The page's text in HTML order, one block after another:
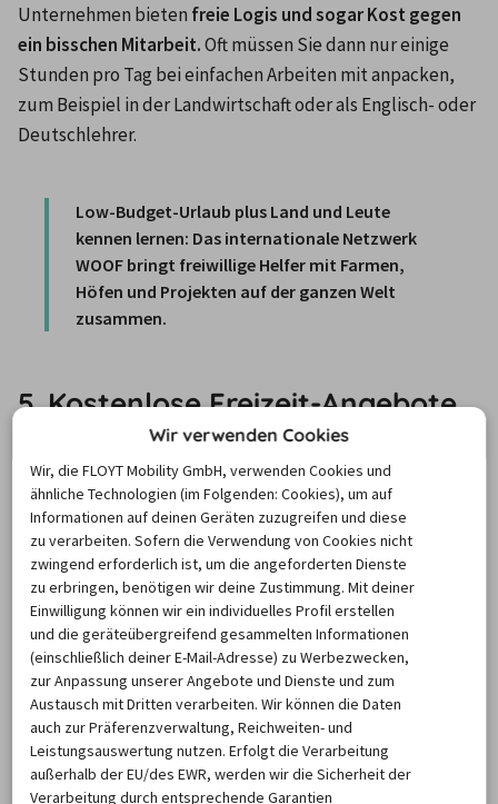
Unternehmen bieten freie Logis und sogar Kost gegen
ein bisschen Mitarbeit. Oft müssen Sie dann nur einige
Stunden pro Tag bei einfachen Arbeiten mit anpacken,
zum Beispiel in der Landwirtschaft oder als Englisch- oder
Deutschlehrer.
Low-Budget-Urlaub plus Land und Leute
kennen lernen: Das internationale Netzwerk
WOOF bringt freiwillige Helfer mit Farmen,
Höfen und Projekten auf der ganzen Welt
zusammen.
5. Kostenlose Freizeit-Angebote
Um Ihre Reise zum echten Low-Budget-Urlaub zu
machen, müssen Sie auf viele tolle Unternehmungen
überhaupt nicht verzichten. Zum Beispiel
Stadtführungen gibt es gratis als Free Walking Tours
bieten viele Vereine in fast jeder Stadt an– Sie zahlen
maximal eine kleine Spende. Oder Sie möchten zum
Beispiel mal ein Orgelkonzert in einer berühmten Kirche
hören oder ein Theaterstück auf einer weltbekannten
Bühne sehen? Dann gehen Sie zur Generalprobe, da ist
oft Publikum bei kostenlosem Eintritt erwünscht
Wir verwenden Cookies
Wir, die FLOYT Mobility GmbH, verwenden Cookies und
ähnliche Technologien (im Folgenden: Cookies), um auf
Informationen auf deinen Geräten zuzugreifen und diese
zu verarbeiten. Sofern die Verwendung von Cookies nicht
zwingend erforderlich ist, um die angeforderten Dienste
zu erbringen, benötigen wir deine Zustimmung. Mit deiner
Einwilligung können wir ein individuelles Profil erstellen
und die geräteübergreifend gesammelten Informationen
(einschließlich deiner E-Mail-Adresse) zu Werbezwecken,
zur Anpassung unserer Angebote und Dienste und zum
Austausch mit Dritten verarbeiten. Wir können die Daten
auch zur Präferenzverwaltung, Reichweiten- und
Leistungsauswertung nutzen. Erfolgt die Verarbeitung
außerhalb der EU/des EWR, werden wir die Sicherheit der
Verarbeitung durch entsprechende Garantien